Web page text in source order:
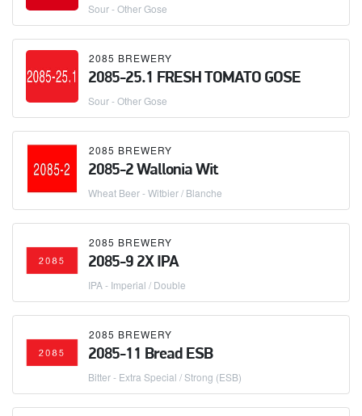
Sour - Other Gose
2085 BREWERY
2085-25.1 FRESH TOMATO GOSE
Sour - Other Gose
2085 BREWERY
2085-2 Wallonia Wit
Wheat Beer - Witbier / Blanche
2085 BREWERY
2085-9 2X IPA
IPA - Imperial / Double
2085 BREWERY
2085-11 Bread ESB
Bitter - Extra Special / Strong (ESB)